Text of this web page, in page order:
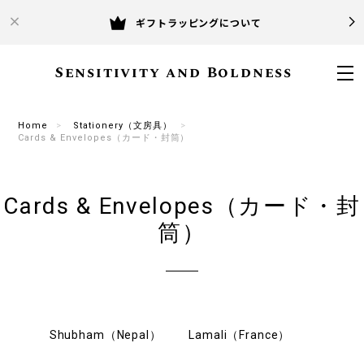
ギフトラッピングについて
Sensitivity and Boldness
Home
Stationery（文房具）
Cards & Envelopes（カード・封筒）
Cards & Envelopes（カード・封
筒）
Shubham（Nepal） Lamali（France）